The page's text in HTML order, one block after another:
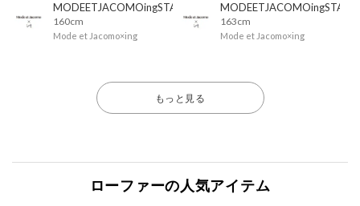
MODEETJACOMOingSTAFF
160cm
Mode et Jacomo×ing
MODEETJACOMOingSTAFF
163cm
Mode et Jacomo×ing
もっと見る
ローファーの人気アイテム